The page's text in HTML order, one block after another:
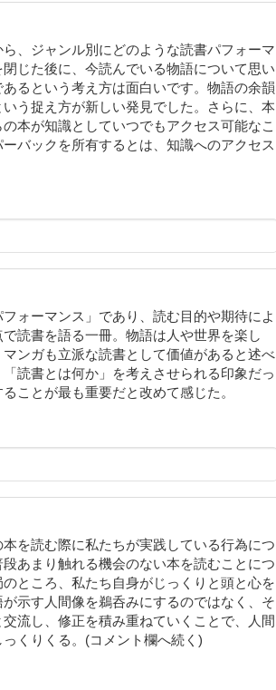
、ジャンル別にどのような読書パフォーマ
じた後に、今読んでいる物語について思い
るという考え方は面白いです。物語の余韻
う捉え方が新しい発見でした。さらに、本
本が知識としていつでもアクセス可能なこ
バックを所有するとは、知識へのアクセス
ォーマンス」であり、読む目的や期待によ
読書を語る一冊。物語は人や世界を楽し
ンガも立派な読書として価値があると述べ
読書とは何か」を考えさせられる印象だっ
ことが最も重要だと改めて感じた。
を読む際に私たちが実践している行為につ
あまり触れる機会のない本を読むことにつ
ところ、私たち自身がじっくりと頭と心を
示す人間像を鵜呑みにするのではなく、そ
流し、修正を積み重ねていくことで、人間
くりくる。(コメント欄へ続く)